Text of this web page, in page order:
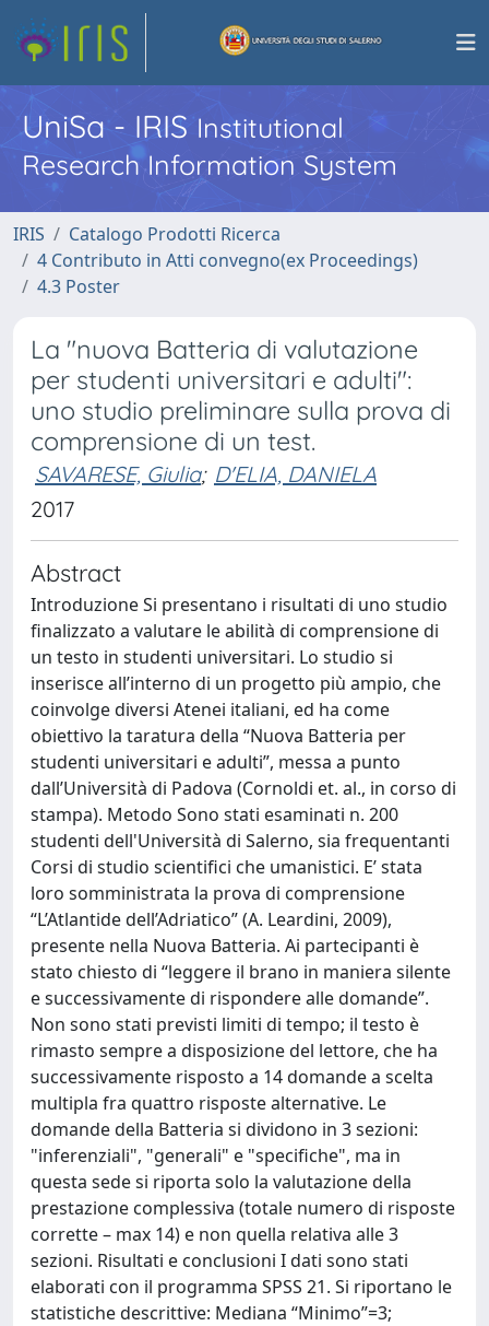
UniSa - IRISInstitutional
Research Information System
IRIS
Catalogo Prodotti Ricerca
4 Contributo in Atti convegno(ex Proceedings)
4.3 Poster
La "nuova Batteria di valutazione
per studenti universitari e adulti":
uno studio preliminare sulla prova di
comprensione di un test.
SAVARESE, Giulia; D'ELIA, DANIELA
2017
Abstract
Introduzione Si presentano i risultati di uno studio
finalizzato a valutare le abilità di comprensione di
un testo in studenti universitari. Lo studio si
inserisce all’interno di un progetto più ampio, che
coinvolge diversi Atenei italiani, ed ha come
obiettivo la taratura della “Nuova Batteria per
studenti universitari e adulti”, messa a punto
dall’Università di Padova (Cornoldi et. al., in corso di
stampa). Metodo Sono stati esaminati n. 200
studenti dell'Università di Salerno, sia frequentanti
Corsi di studio scientifici che umanistici. E’ stata
loro somministrata la prova di comprensione
“L’Atlantide dell’Adriatico” (A. Leardini, 2009),
presente nella Nuova Batteria. Ai partecipanti è
stato chiesto di “leggere il brano in maniera silente
e successivamente di rispondere alle domande”.
Non sono stati previsti limiti di tempo; il testo è
rimasto sempre a disposizione del lettore, che ha
successivamente risposto a 14 domande a scelta
multipla fra quattro risposte alternative. Le
domande della Batteria si dividono in 3 sezioni:
"inferenziali", "generali" e "specifiche", ma in
questa sede si riporta solo la valutazione della
prestazione complessiva (totale numero di risposte
corrette – max 14) e non quella relativa alle 3
sezioni. Risultati e conclusioni I dati sono stati
elaborati con il programma SPSS 21. Si riportano le
statistiche descrittive: Mediana “Minimo”=3;